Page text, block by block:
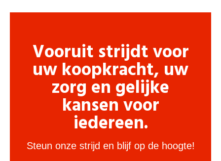
Vooruit strijdt voor
uw koopkracht, uw
zorg en gelijke
kansen voor
iedereen.
Steun onze strijd en blijf op de hoogte!